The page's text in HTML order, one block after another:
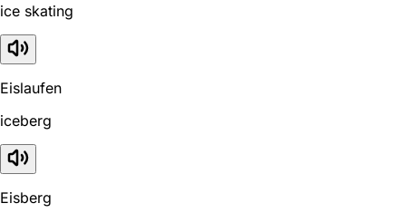
ice skating
Eislaufen
iceberg
Eisberg